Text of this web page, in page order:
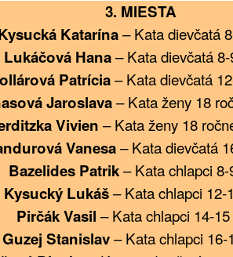
3. MIESTA
Katarína– Kata dievčatá
Lukáčová Hana– Kata dievčatá
Patrícia– Kata dievčatá
Jaroslava– Kata ženy 18
Vivien – Kata ženy 18
Vanesa– Kata dievčatá
Bazelides Patrik– Kata chlapci
Kysucký Lukáš– Kata chlapci 12-
Pirčák Vasil – Kata chlapci 14-
Guzej Stanislav– Kata chlapci 16-